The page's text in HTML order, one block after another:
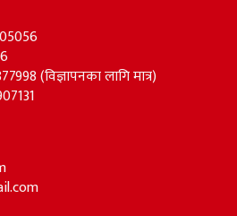
(विज्ञापनका लागि मात्र)